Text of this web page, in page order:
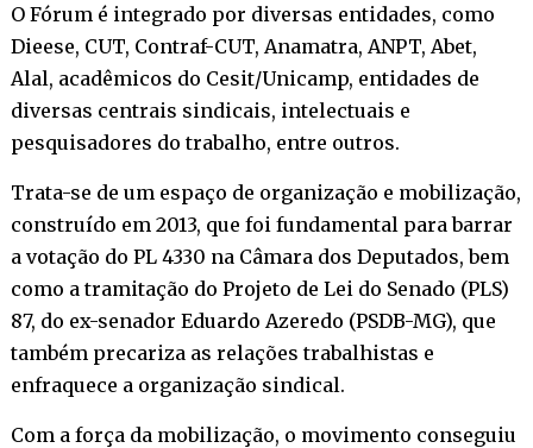
O Fórum é integrado por diversas entidades, como
Dieese, CUT, Contraf-CUT, Anamatra, ANPT, Abet,
Alal, acadêmicos do Cesit/Unicamp, entidades de
diversas centrais sindicais, intelectuais e
pesquisadores do trabalho, entre outros.
Trata-se de um espaço de organização e mobilização,
construído em 2013, que foi fundamental para barrar
a votação do PL 4330 na Câmara dos Deputados, bem
como a tramitação do Projeto de Lei do Senado (PLS)
87, do ex-senador Eduardo Azeredo (PSDB-MG), que
também precariza as relações trabalhistas e
enfraquece a organização sindical.
Com a força da mobilização, o movimento conseguiu